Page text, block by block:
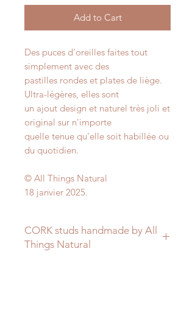
Add to Cart
Des puces d'oreilles faites tout
simplement avec des
pastilles rondes et plates de liège.
Ultra-légères, elles sont
un ajout design et naturel très joli et
original sur n'importe
quelle tenue qu'elle soit habillée ou
du quotidien.
© All Things Natural
18 janvier 2025.
CORK studs handmade by All
Things Natural